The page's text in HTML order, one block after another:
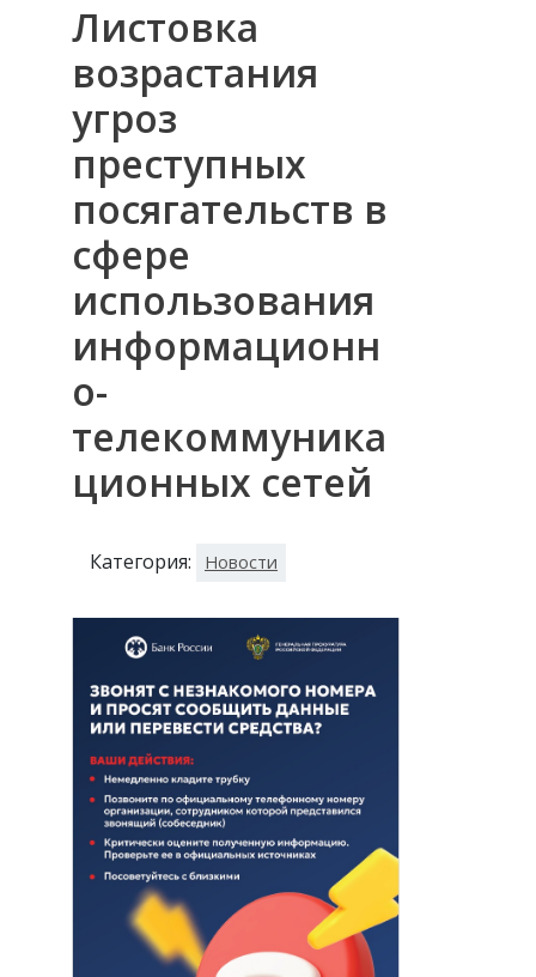
Листовка
возрастания
угроз
преступных
посягательств в
сфере
использования
информационн
о-
телекоммуника
ционных сетей
Категория: Новости